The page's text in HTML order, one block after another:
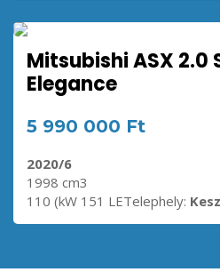
Mitsubishi ASX 2.0
Elegance
5 990 000 Ft
2020/6
1998 cm3
110 (kW 151 LETelephely: